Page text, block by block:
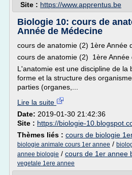
Site : https://www.apprentus.be
Biologie 10: cours de
Année de Médecine
cours de anatomie (2) 1ère Année
cours de anatomie (2) 1ère Année
L'anatomie est une discipline de la
forme et la structure des
parties (organes,...
Lire la suite
Date: 2019-01-30 21:42:36
Site : https://biologie-
Thèmes liés : cours de biologie
biologie animale cours 1er annee /
annee biologie / cours de 1er annee
vegetale 1ere annee